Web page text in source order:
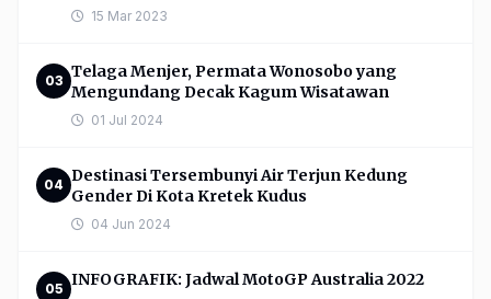
15 Mar 2023
03 Telaga Menjer, Permata Wonosobo yang
Mengundang Decak Kagum Wisatawan
01 Jul 2024
04 Destinasi Tersembunyi Air Terjun Kedung
Gender Di Kota Kretek Kudus
04 Jun 2024
05 INFOGRAFIK: Jadwal MotoGP Australia 2022